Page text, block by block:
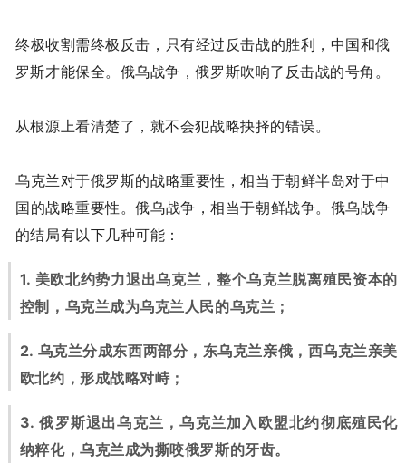
终极收割需终极反击，只有经过反击战的胜利，中国和俄
罗斯才能保全。俄乌战争，俄罗斯吹响了反击战的号角。
从根源上看清楚了，就不会犯战略抉择的错误。
乌克兰对于俄罗斯的战略重要性，相当于朝鲜半岛对于中
国的战略重要性。俄乌战争，相当于朝鲜战争。俄乌战争
的结局有以下几种可能：
1. 美欧北约势力退出乌克兰，整个乌克兰脱离殖民资本的
控制，乌克兰成为乌克兰人民的乌克兰；
2. 乌克兰分成东西两部分，东乌克兰亲俄，西乌克兰亲美
欧北约，形成战略对峙；
3. 俄罗斯退出乌克兰，乌克兰加入欧盟北约彻底殖民化
纳粹化，乌克兰成为撕咬俄罗斯的牙齿。